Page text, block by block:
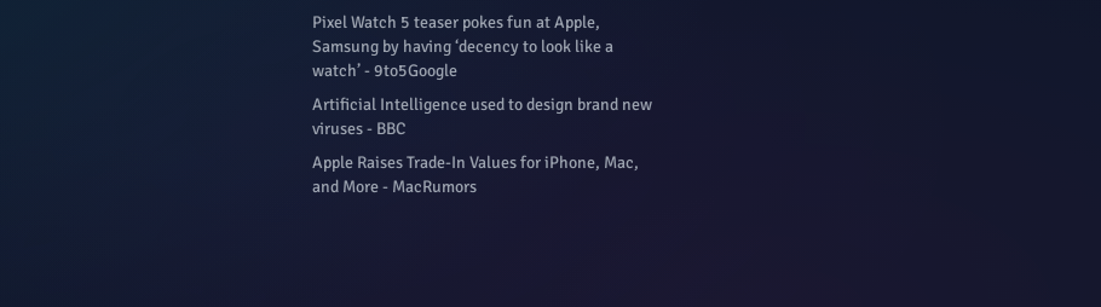
Pixel Watch 5 teaser pokes fun at Apple,
Samsung by having ‘decency to look like a
watch’ - 9to5Google
Artificial Intelligence used to design brand new
viruses - BBC
Apple Raises Trade-In Values for iPhone, Mac,
and More - MacRumors